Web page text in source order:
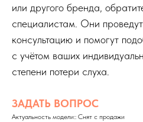
или другого бренда,
специалистам. Они
консультацию и помогут
с учётом ваших
степени потери слуха.
ЗАДАТЬ ВОПРОС
Актуальность модели:: Снят с продажи